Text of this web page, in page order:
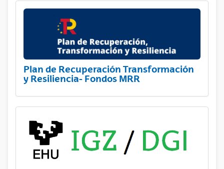
Plan de Recuperación Transformación
y Resiliencia- Fondos MRR